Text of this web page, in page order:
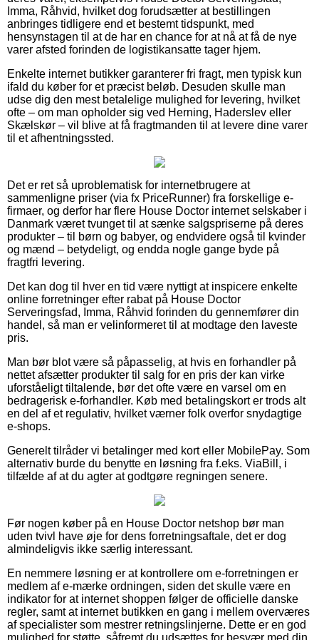
Imma, Råhvid, hvilket dog forudsætter at bestillingen
anbringes tidligere end et bestemt tidspunkt, med
hensynstagen til at de har en chance for at nå at få de nye
varer afsted forinden de logistikansatte tager hjem.
Enkelte internet butikker garanterer fri fragt, men typisk kun
ifald du køber for et præcist beløb. Desuden skulle man
udse dig den mest betalelige mulighed for levering, hvilket
ofte – om man opholder sig ved Herning, Haderslev eller
Skælskør – vil blive at få fragtmanden til at levere dine varer
til et afhentningssted.
Det er ret så uproblematisk for internetbrugere at
sammenligne priser (via fx PriceRunner) fra forskellige e-
firmaer, og derfor har flere House Doctor internet selskaber i
Danmark været tvunget til at sænke salgspriserne på deres
produkter – til børn og babyer, og endvidere også til kvinder
og mænd – betydeligt, og endda nogle gange byde på
fragtfri levering.
Det kan dog til hver en tid være nyttigt at inspicere enkelte
online forretninger efter rabat på House Doctor
Serveringsfad, Imma, Råhvid forinden du gennemfører din
handel, så man er velinformeret til at modtage den laveste
pris.
Man bør blot være så påpasselig, at hvis en forhandler på
nettet afsætter produkter til salg for en pris der kan virke
uforståeligt tiltalende, bør det ofte være en varsel om en
bedragerisk e-forhandler. Køb med betalingskort er trods alt
en del af et regulativ, hvilket værner folk overfor snydagtige
e-shops.
Generelt tilråder vi betalinger med kort eller MobilePay. Som
alternativ burde du benytte en løsning fra f.eks. ViaBill, i
tilfælde af at du agter at godtgøre regningen senere.
Før nogen køber på en House Doctor netshop bør man
uden tvivl have øje for dens forretningsaftale, det er dog
almindeligvis ikke særlig interessant.
En nemmere løsning er at kontrollere om e-forretningen er
medlem af e-mærke ordningen, siden det skulle være en
indikator for at internet shoppen følger de officielle danske
regler, samt at internet butikken en gang i mellem overværes
af specialister som mestrer retningslinjerne. Dette er en god
mulighed for støtte, såfremt du udsættes for besvær med din